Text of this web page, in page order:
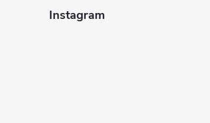
Instagram